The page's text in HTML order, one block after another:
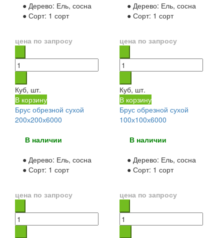
● Дерево: Ель, сосна
● Сорт: 1 сорт
цена по запросу
Куб, шт.
В корзину
● Дерево: Ель, сосна
● Сорт: 1 сорт
цена по запросу
Куб, шт.
В корзину
Брус обрезной сухой
200х200х6000
В наличии
● Дерево: Ель, сосна
● Сорт: 1 сорт
цена по запросу
Брус обрезной сухой
100х100х6000
В наличии
● Дерево: Ель, сосна
● Сорт: 1 сорт
цена по запросу